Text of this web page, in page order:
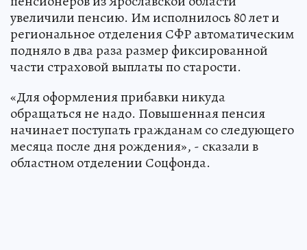
увеличили пенсию. Им исполнилось 80 лет и
региональное отделения СФР автоматическим
подняло в два раза размер фиксированной
части страховой выплаты по старости.
«Для оформления прибавки никуда
обращаться не надо. Повышенная пенсия
начинает поступать гражданам со следующего
месяца после дня рождения», - сказали в
областном отделении Соцфонда.